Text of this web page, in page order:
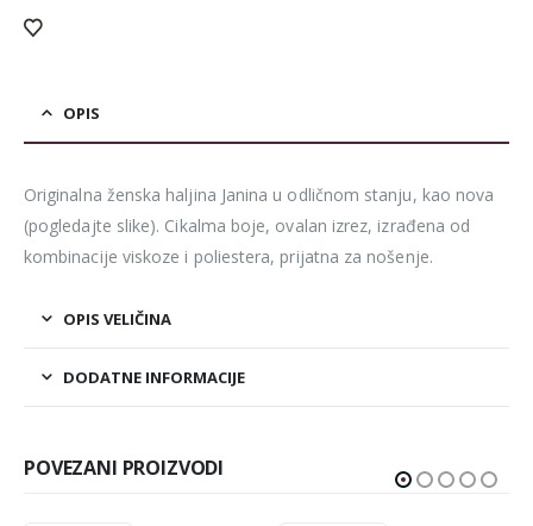
OPIS
Originalna ženska haljina Janina u odličnom stanju, kao nova
(pogledajte slike). Cikalma boje, ovalan izrez, izrađena od
kombinacije viskoze i poliestera, prijatna za nošenje.
OPIS VELIČINA
DODATNE INFORMACIJE
POVEZANI PROIZVODI